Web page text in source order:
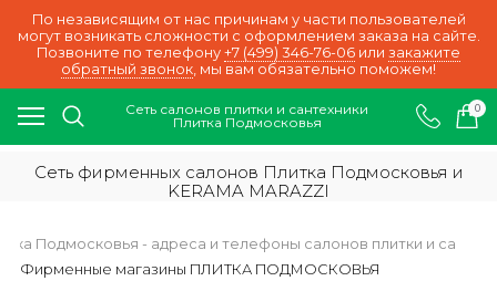
По независящим от нас причинам у части пользователей
могут возникать сложности с оформлением заказа на сайте.
Позвоните по телефону +7 (499) 346-76-06 или закажите
обратный звонок, мы вам обязательно поможем!
Сеть салонов плитки и сантехники
Плитка Подмосковья
0
Сеть фирменных салонов Плитка Подмосковья и
KERAMA MARAZZI
Подмосковья - адреса и телефоны салонов плитки и
Фирменные магазины ПЛИТКА ПОДМОСКОВЬЯ